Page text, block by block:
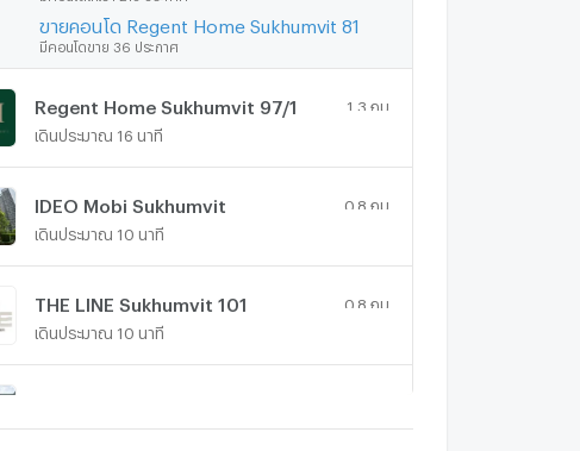
ขายคอนโด Regent Home Sukhumvit 81
มีคอนโดขาย 36 ประกาศ
Regent Home Sukhumvit 97/1 1.3 กม.
เดินประมาณ 16 นาที
IDEO Mobi Sukhumvit 0.8 กม.
เดินประมาณ 10 นาที
THE LINE Sukhumvit 101 0.8 กม.
เดินประมาณ 10 นาที
เดินประมาณ 23 นาที